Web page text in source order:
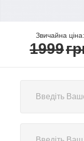
Звичайна ціна:
1999